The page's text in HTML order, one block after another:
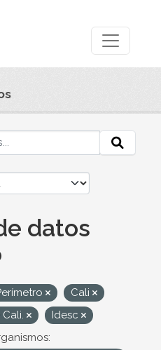
datos
Cali
Idesc